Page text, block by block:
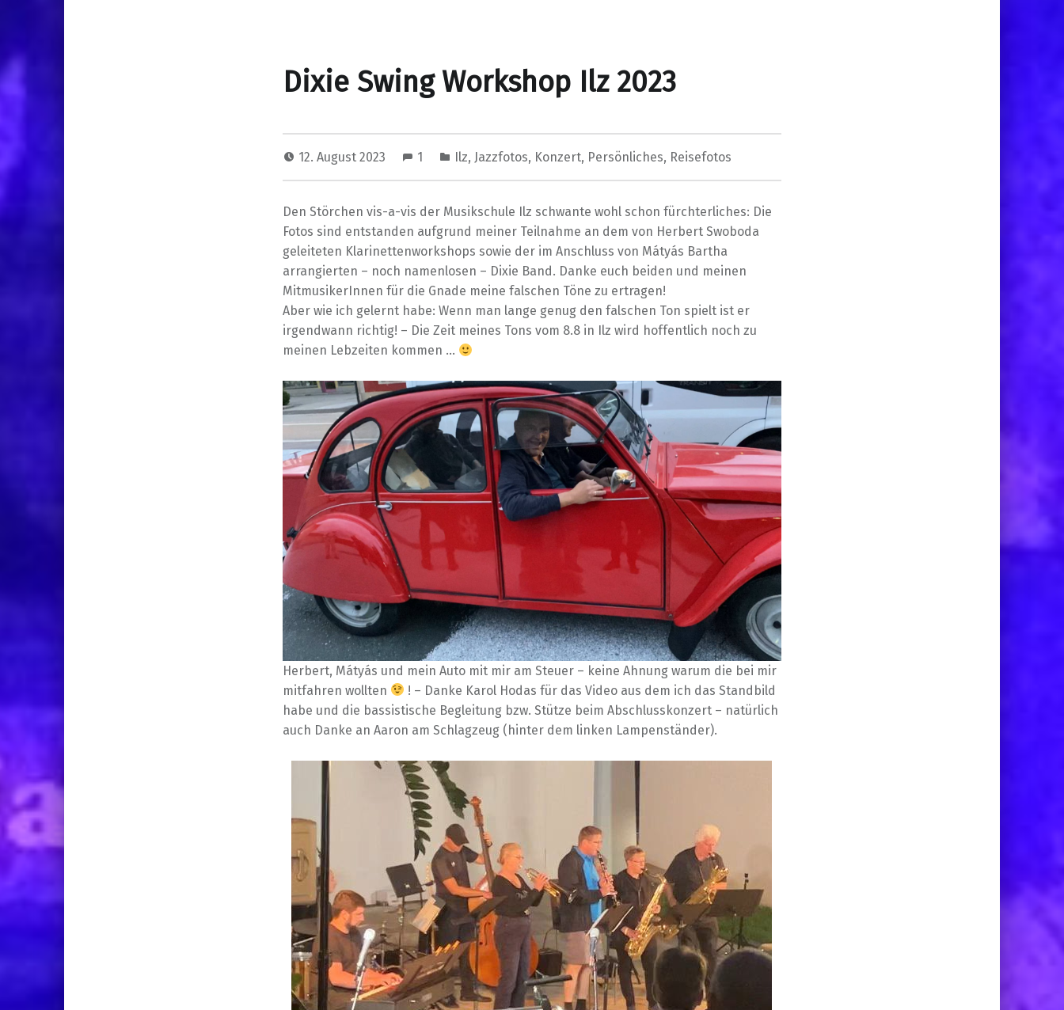
Dixie Swing Workshop Ilz 2023
12. August 2023 1 Ilz, Jazzfotos, Konzert, Persönliches, Reisefotos
Den Störchen vis-a-vis der Musikschule Ilz schwante wohl schon fürchterliches: Die
Fotos sind entstanden aufgrund meiner Teilnahme an dem von Herbert Swoboda
geleiteten Klarinettenworkshops sowie der im Anschluss von Mátyás Bartha
arrangierten – noch namenlosen – Dixie Band. Danke euch beiden und meinen
MitmusikerInnen für die Gnade meine falschen Töne zu ertragen!
Aber wie ich gelernt habe: Wenn man lange genug den falschen Ton spielt ist er
irgendwann richtig! – Die Zeit meines Tons vom 8.8 in Ilz wird hoffentlich noch zu
meinen Lebzeiten kommen …
Herbert, Mátyás und mein Auto mit mir am Steuer – keine Ahnung warum die bei mir
mitfahren wollten
! – Danke Karol Hodas für das Video aus dem ich das Standbild
habe und die bassistische Begleitung bzw. Stütze beim Abschlusskonzert – natürlich
auch Danke an Aaron am Schlagzeug (hinter dem linken Lampenständer).